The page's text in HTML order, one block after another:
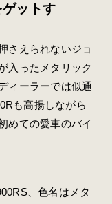
ットす
さえられないジョ
入ったメタリック
ィーラーでは似通
も高揚しながら
めての愛車のバイ
、色名はメタ